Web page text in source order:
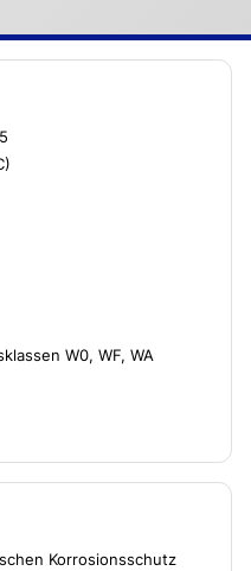
W0, WF, WA
Korrosionsschutz